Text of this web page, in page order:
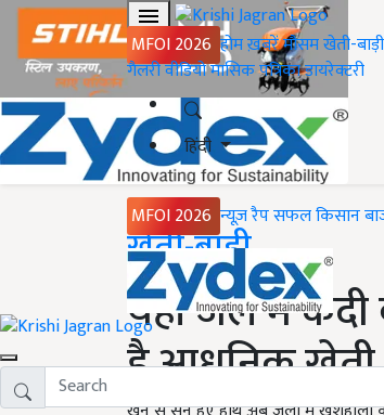
MFOI 2026 होमख़बरेंमौसमखेती-बाड़ी
गैलरीवीडियोमासिक पत्रिकाडायरेक्टरी
हिंदी
MFOI 2026 न्यूज़ रैपसफल किसान
Home
खेती-बाड़ी
यहां जेल में कैदी
है आधुनिक खेती